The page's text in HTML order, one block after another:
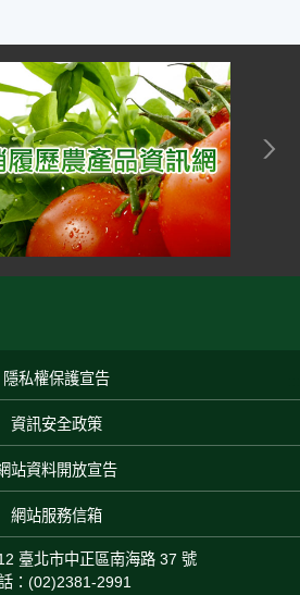
隱私權保護宣告
資訊安全政策
站資料開放宣告
網站服務信箱
臺北市中正區南海路 37 號
：(02)2381-2991